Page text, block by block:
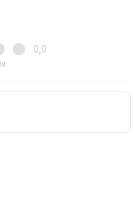
0,0